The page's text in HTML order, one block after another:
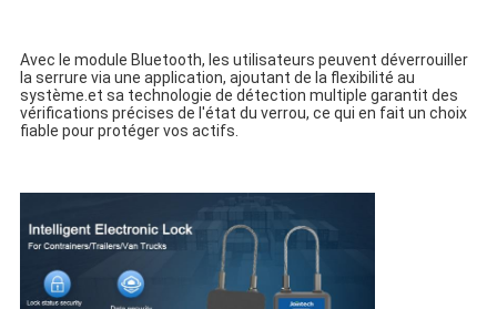
Avec le module Bluetooth, les utilisateurs peuvent déverrouiller
la serrure via une application, ajoutant de la flexibilité au
système.et sa technologie de détection multiple garantit des
vérifications précises de l'état du verrou, ce qui en fait un choix
fiable pour protéger vos actifs.